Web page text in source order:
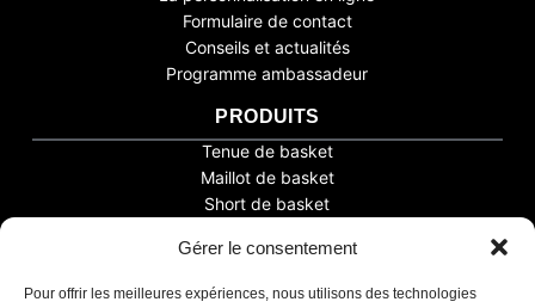
Gérer le consentement
Pour offrir les meilleures expériences, nous utilisons des technologies
Assistant B.EASE
Formulaire de contact
Conseils et actualités
Programme ambassadeur
PRODUITS
Tenue de basket
Maillot de basket
Short de basket
Autres
Boutique club